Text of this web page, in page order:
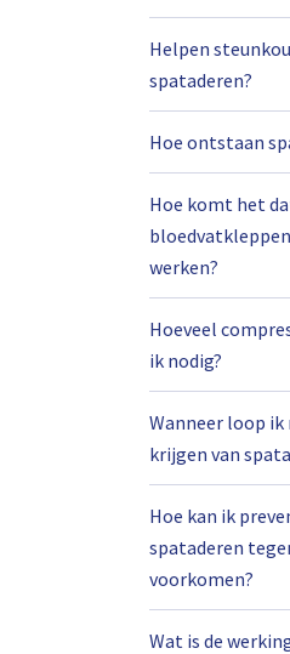
Helpen
spataderen?
Hoe ontstaan
Hoe komt het
werken?
Hoeveel
ik nodig?
Wanneer loop
krijgen van
Hoe kan ik
spataderen
voorkomen?
Wat is de